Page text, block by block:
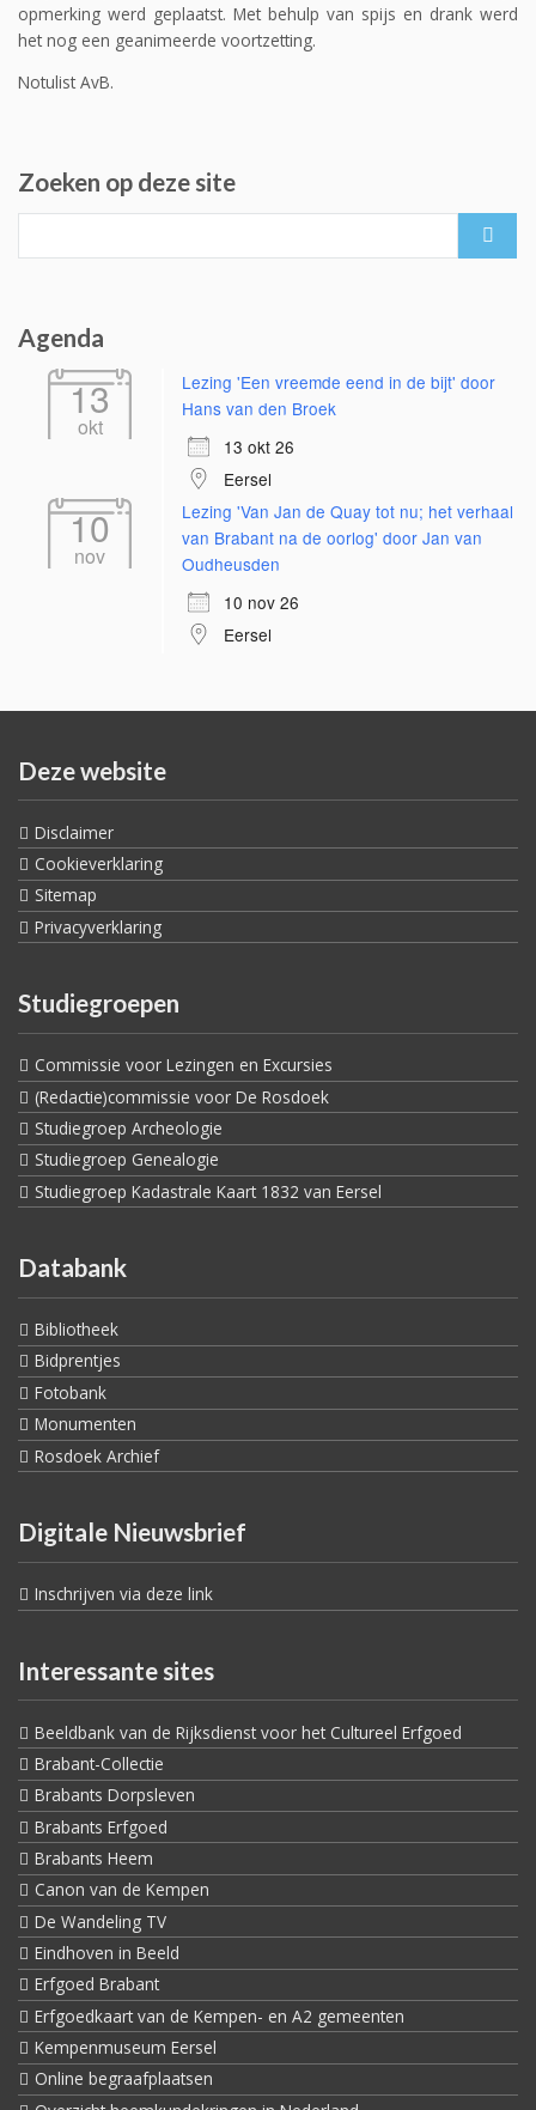
opmerking werd geplaatst. Met behulp van spijs en drank werd
het nog een geanimeerde voortzetting.
Notulist AvB.
Zoeken op deze site
Agenda
13
okt
Lezing 'Een vreemde eend in de bijt' door
Hans van den Broek
13 okt 26
Eersel
10
nov
Lezing 'Van Jan de Quay tot nu; het verhaal
van Brabant na de oorlog' door Jan van
Oudheusden
10 nov 26
Eersel
Deze website
Disclaimer
Cookieverklaring
Sitemap
Privacyverklaring
Studiegroepen
Commissie voor Lezingen en Excursies
(Redactie)commissie voor De Rosdoek
Studiegroep Archeologie
Studiegroep Genealogie
Studiegroep Kadastrale Kaart 1832 van Eersel
Databank
Bibliotheek
Bidprentjes
Fotobank
Monumenten
Rosdoek Archief
Digitale Nieuwsbrief
Inschrijven via deze link
Interessante sites
Beeldbank van de Rijksdienst voor het Cultureel Erfgoed
Brabant-Collectie
Brabants Dorpsleven
Brabants Erfgoed
Brabants Heem
Canon van de Kempen
De Wandeling TV
Eindhoven in Beeld
Erfgoed Brabant
Erfgoedkaart van de Kempen- en A2 gemeenten
Kempenmuseum Eersel
Online begraafplaatsen